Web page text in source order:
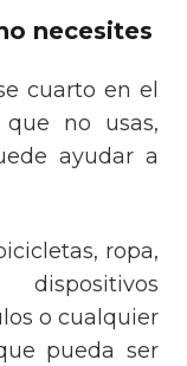
necesites
cuarto en el
no usas,
ayudar a
ropa,
o cualquier
pueda ser